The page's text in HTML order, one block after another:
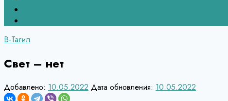
В-Тагил
Свет – нет
Добавлено: 10.05.2022 Дата обновления: 10.05.2022